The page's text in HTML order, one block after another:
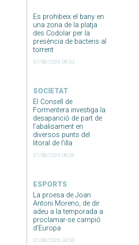
Es prohibeix el bany en
una zona de la platja
des Codolar per la
presència de bacteris al
torrent
07/08/2026 09:03
SOCIETAT
El Consell de
Formentera investiga la
desaparició de part de
l’abalisament en
diversos punts del
litoral de l’illa
07/08/2026 08:28
ESPORTS
La proesa de Joan
Antoni Moreno, de dir
adeu a la temporada a
proclamar-se campió
d’Europa
07/08/2026 04:50